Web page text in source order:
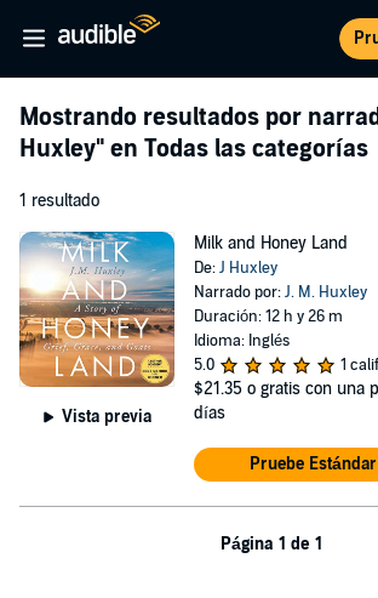
Mostrando resultados por
Huxley" en Todas las categorías
1 resultado
Vista previa
Milk and Honey Land
De:J Huxley
Narrado por:J. M. Huxley
Duración: 12 h y 26 m
Idioma: Inglés
5.0
1
$21.35 o gratis con una
días
Pruebe
Página 1 de 1